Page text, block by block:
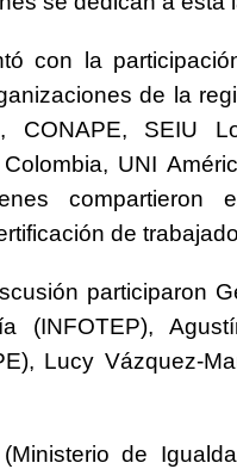
con la
de la
CONAPE, SEIU
UNI
compartieron
de
participaron
(INFOTEP),
Lucy Vázquez-
de